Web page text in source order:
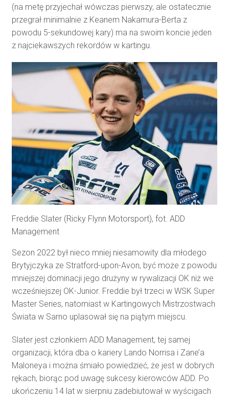
(na metę przyjechał wówczas pierwszy, ale ostatecznie
przegrał minimalnie z Keanem Nakamura-Berta z
powodu 5-sekundowej kary) ma na swoim koncie jeden
z najciekawszych rekordów w kartingu.
Freddie Slater (Ricky Flynn Motorsport), fot. ADD
Management
Sezon 2022 był nieco mniej niesamowity dla młodego
Brytyjczyka ze Stratford-upon-Avon, być może z powodu
mniejszej dominacji jego drużyny w rywalizacji OK niż we
wcześniejszej OK-Junior. Freddie był trzeci w WSK Super
Master Series, natomiast w Kartingowych Mistrzostwach
Świata w Sarno uplasował się na piątym miejscu.
Slater jest członkiem ADD Management, tej samej
organizacji, która dba o kariery Lando Norrisa i Zane’a
Maloneya i można śmiało powiedzieć, że jest w dobrych
rękach, biorąc pod uwagę sukcesy kierowców ADD. Po
ukończeniu 14 lat w sierpniu zadebiutował w wyścigach